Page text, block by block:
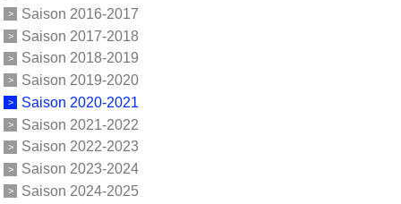
Saison 2016-2017
Saison 2017-2018
Saison 2018-2019
Saison 2019-2020
Saison 2020-2021
Saison 2021-2022
Saison 2022-2023
Saison 2023-2024
Saison 2024-2025